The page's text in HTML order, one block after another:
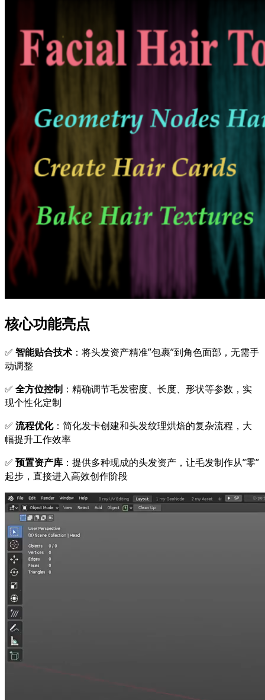
核心功能亮点
✅ 智能贴合技术 ：将头发资产精准”包裹”到角色面部，无需手
动调整
✅ 全方位控制 ：精确调节毛发密度、长度、形状等参数，实
现个性化定制
✅ 流程优化：简化发卡创建和头发纹理烘焙的复杂流程，大
幅提升工作效率
✅ 预置资产库 ：提供多种现成的头发资产，让毛发制作从”零”
起步，直接进入高效创作阶段